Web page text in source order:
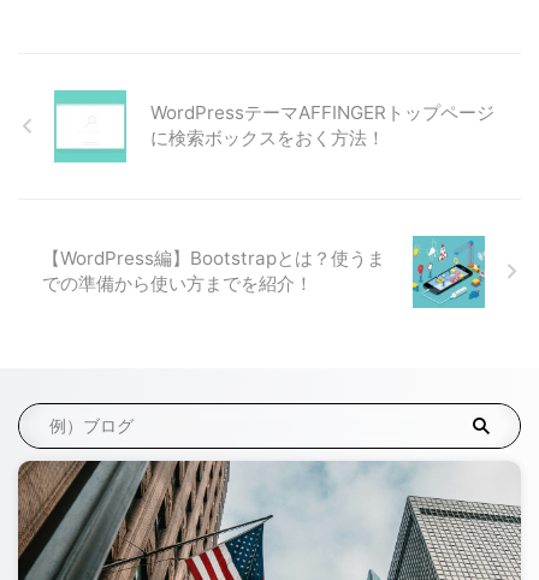
WordPressテーマAFFINGERトップページ
に検索ボックスをおく方法！
【WordPress編】Bootstrapとは？使うま
での準備から使い方までを紹介！